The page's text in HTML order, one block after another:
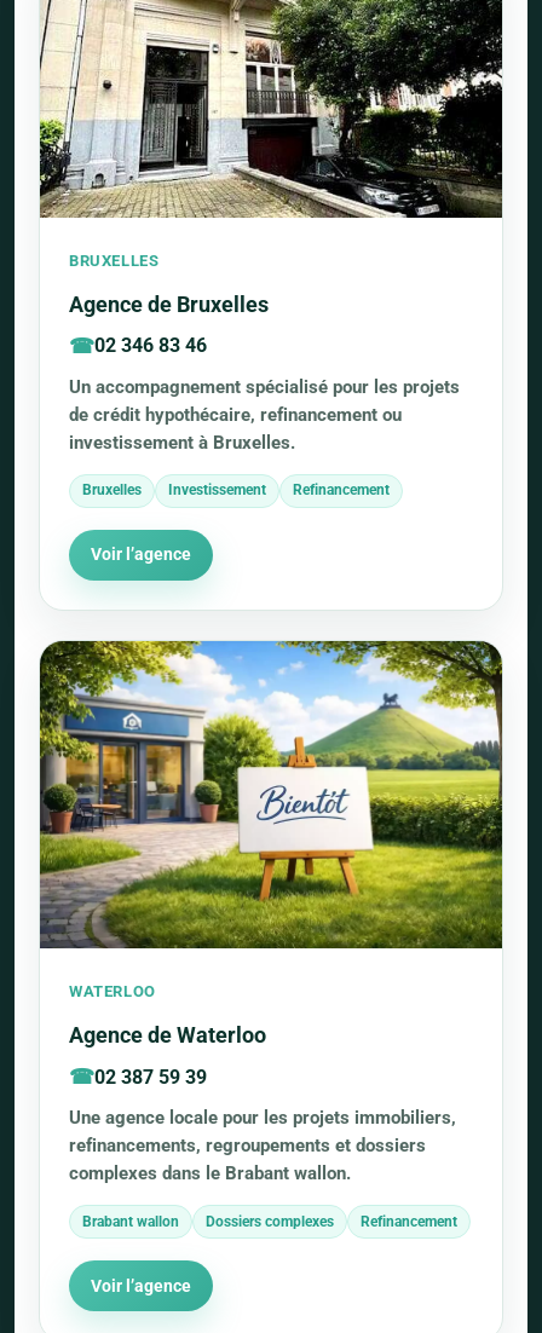
BRUXELLES
Agence de Bruxelles
02 346 83 46
Un accompagnement spécialisé pour les projets
de crédit hypothécaire, refinancement ou
investissement à Bruxelles.
Bruxelles Investissement Refinancement
Voir l’agence
WATERLOO
Agence de Waterloo
02 387 59 39
Une agence locale pour les projets immobiliers,
refinancements, regroupements et dossiers
complexes dans le Brabant wallon.
Brabant wallon Dossiers complexes Refinancement
Voir l’agence